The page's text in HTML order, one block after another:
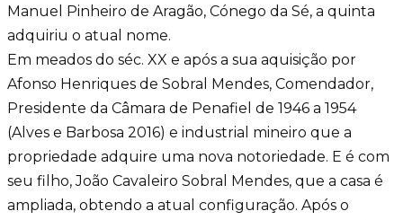
Manuel Pinheiro de Aragão, Cónego da Sé, a quinta
adquiriu o atual nome.
Em meados do séc. XX e após a sua aquisição por
Afonso Henriques de Sobral Mendes, Comendador,
Presidente da Câmara de Penafiel de 1946 a 1954
(Alves e Barbosa 2016) e industrial mineiro que a
propriedade adquire uma nova notoriedade. E é com
seu filho, João Cavaleiro Sobral Mendes, que a casa é
ampliada, obtendo a atual configuração. Após o